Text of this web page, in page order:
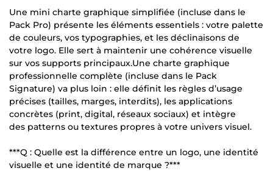
Une mini charte graphique simplifiée (incluse dans le
Pack Pro) présente les éléments essentiels : votre palette
de couleurs, vos typographies, et les déclinaisons de
votre logo. Elle sert à maintenir une cohérence visuelle
sur vos supports principaux.Une charte graphique
professionnelle complète (incluse dans le Pack
Signature) va plus loin : elle définit les règles d’usage
précises (tailles, marges, interdits), les applications
concrètes (print, digital, réseaux sociaux) et intègre
des patterns ou textures propres à votre univers visuel.
***Q : Quelle est la différence entre un logo, une identité
visuelle et une identité de marque ?***